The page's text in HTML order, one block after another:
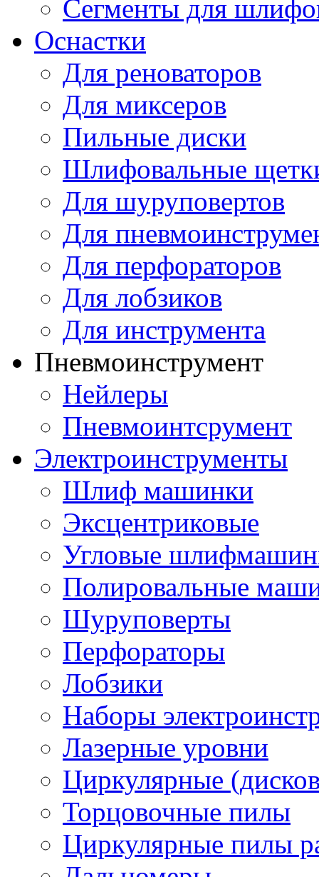
Сегменты для
Оснастки
Для реноваторов
Для миксеров
Пильные диски
Шлифовальные
Для шуруповертов
Для
Для перфораторов
Для лобзиков
Для инструмента
Пневмоинструмент
Нейлеры
Пневмоинтсрумент
Электроинструменты
Шлиф машинки
Эксцентриковые
Угловые
Полировальные
Шуруповерты
Перфораторы
Лобзики
Наборы
Лазерные уровни
Циркулярные
Торцовочные пилы
Циркулярные пилы